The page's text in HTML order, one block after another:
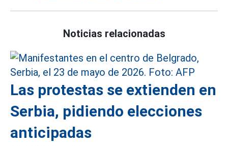
Noticias relacionadas
Las protestas se extienden en
Serbia, pidiendo elecciones
anticipadas